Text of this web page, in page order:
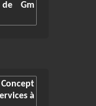
de Gm
à